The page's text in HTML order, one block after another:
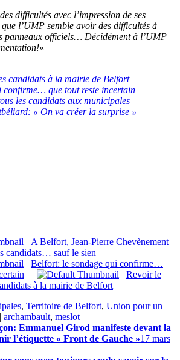
difficultés avec l’impression de ses
l’UMP semble avoir des difficultés à
panneaux officiels… Décidément à l’UMP
«
candidats à la mairie de Belfort
confirme… que tout reste incertain
les candidats aux municipales
« On va créer la surprise »
A Belfort, Jean-Pierre Chevènement
candidats… sauf le sien
Belfort: le sondage qui confirme…
Revoir le
à la mairie de Belfort
, Territoire de Belfort, Union pour un
| archambault, meslot
Emmanuel Girod manifeste devant la
l’étiquette « Front de Gauche »17 mars